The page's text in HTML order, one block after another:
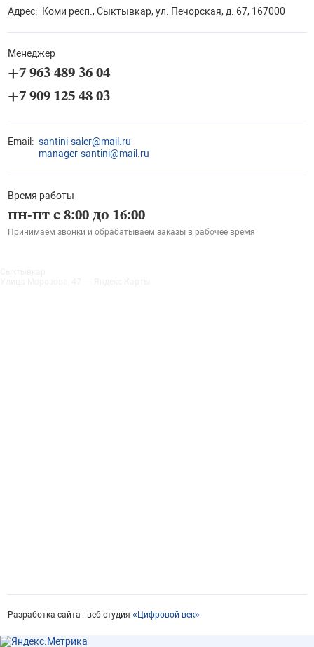
Адрес: Коми респ., Сыктывкар, ул. Печорская, д. 67, 167000
Менеджер
+7 963 489 36 04
+7 909 125 48 03
Email: santini-saler@mail.ru
manager-santini@mail.ru
Время работы
пн-пт с 8:00 до 16:00
Принимаем звонки и обрабатываем заказы в рабочее время
Разработка сайта - веб-студия «Цифровой век»